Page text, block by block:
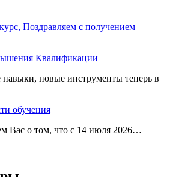
Поздравляем с получением
Квалификации
новые инструменты теперь в
обучения
Вас о том, что с 14 июля 2026…